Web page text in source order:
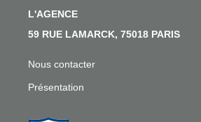
CONTACT
L'AGENCE
59 RUE LAMARCK, 75018 PARIS
Nous contacter
Présentation